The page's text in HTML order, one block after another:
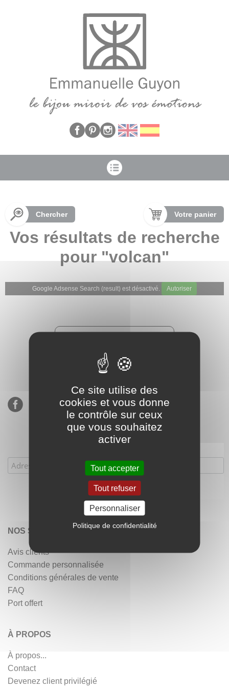
Chercher Votre panier
Vos résultats de recherche
pour "volcan"
Google Adsense Search (result) est désactivé. Autoriser
★★★★★
Etsy : 900 ventes, 294 avis
NOS SERVICES
Avis clients
Commande personnalisée
Conditions générales de vente
FAQ
Port offert
À PROPOS
À propos...
Contact
Devenez client privilégié
Ce site utilise des
cookies et vous donne
le contrôle sur ceux
que vous souhaitez
activer
Tout accepter
Tout refuser
Personnaliser
Politique de confidentialité